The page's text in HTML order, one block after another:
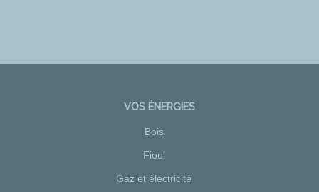
VOS ÉNERGIES
Bois
Fioul
Gaz et électricité